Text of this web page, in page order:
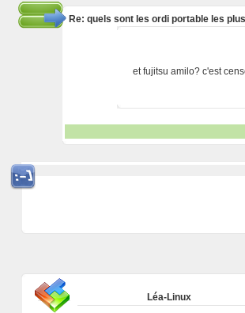
Re: quels sont les ordi portable les
et fujitsu amilo? c'est
Léa-Linux